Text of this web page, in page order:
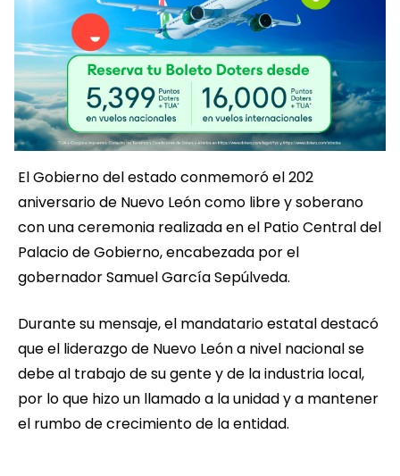
El Gobierno del estado conmemoró el 202
aniversario de Nuevo León como libre y soberano
con una ceremonia realizada en el Patio Central del
Palacio de Gobierno, encabezada por el
gobernador Samuel García Sepúlveda.
Durante su mensaje, el mandatario estatal destacó
que el liderazgo de Nuevo León a nivel nacional se
debe al trabajo de su gente y de la industria local,
por lo que hizo un llamado a la unidad y a mantener
el rumbo de crecimiento de la entidad.